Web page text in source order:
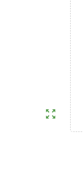
zoom_out_map